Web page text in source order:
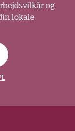
og
lokale